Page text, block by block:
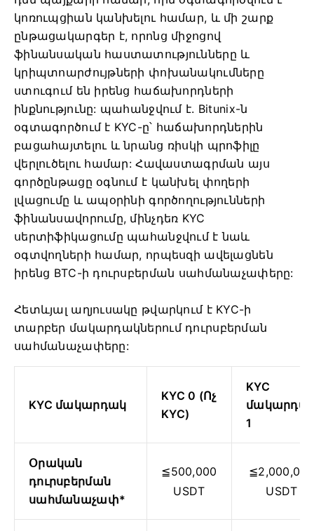
կոռուպցիան կանխելու համար, և մի շարք
ընթացակարգեր է, որոնց միջոցով
ֆինանսական հաստատությունները և
կրիպտոարժույթների փոխանակումները
ստուգում են իրենց հաճախորդների
ինքնությունը: պահանջվում է. Bitunix-ն
օգտագործում է KYC-ը՝ հաճախորդներին
բացահայտելու և նրանց ռիսկի պրոֆիլը
վերլուծելու համար:Հավաստագրման այս
գործընթացը օգնում է կանխել փողերի
լվացումը և ապօրինի գործողությունների
ֆինանսավորումը, մինչդեռ KYC
սերտիֆիկացումը պահանջվում է նաև
օգտվողների համար, որպեսզի ավելացնեն
իրենց BTC-ի դուրսբերման սահմանաչափերը:
Հետևյալ աղյուսակը թվարկում է KYC-ի
տարբեր մակարդակներում դուրսբերման
սահմանաչափերը:
KYC մակարդակ
KYC 0 (Ոչ
KYC)
KYC
1
Օրական
դուրսբերման
սահմանաչափ*
≦500,000
USDT
≦2,000,000
USDT